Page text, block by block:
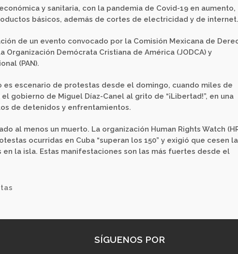
y sanitaria, con la pandemia de Covid-19 en aumento,
básicos, además de cortes de electricidad y de internet.
de un evento convocado por la Comisión Mexicana de
Organización Demócrata Cristiana de América (JODCA) y
(PAN).
es escenario de protestas desde el domingo, cuando miles de
gobierno de Miguel Díaz-Canel al grito de “¡Libertad!”, en una
de detenidos y enfrentamientos.
al menos un muerto. La organización Human Rights Watch
ocurridas en Cuba “superan los 150” y exigió que cesen
la isla. Estas manifestaciones son las más fuertes desde el
SÍGUENOS POR